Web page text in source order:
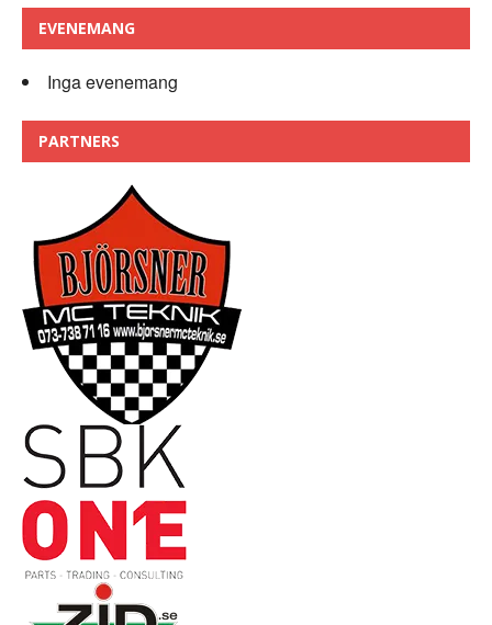
EVENEMANG
Inga evenemang
PARTNERS